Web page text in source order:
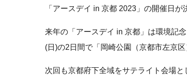
「アースデイ in 京都 2023」の開催日が
来年の「アースデイ in 京都」は環境記
(日)の2日間で「岡崎公園（京都市左京
次回も京都府下全域をサテライト会場